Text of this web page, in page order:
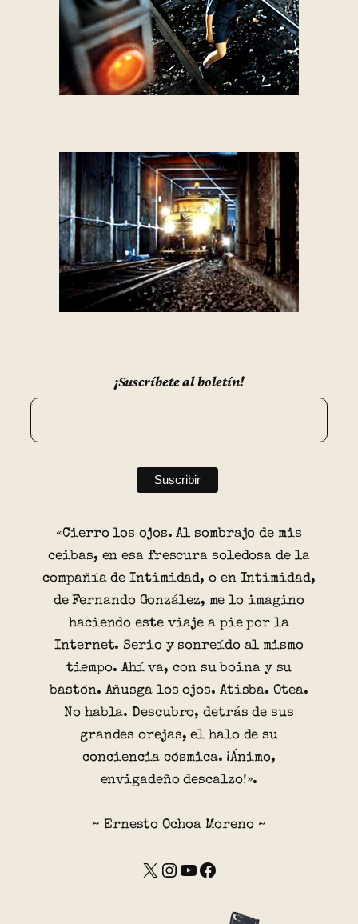
¡Suscríbete al boletín!
«Cierro los ojos. Al sombrajo de mis
ceibas, en esa frescura soledosa de la
compañía de Intimidad, o en Intimidad,
de Fernando González, me lo imagino
haciendo este viaje a pie por la
Internet. Serio y sonreído al mismo
tiempo. Ahí va, con su boina y su
bastón. Añusga los ojos. Atisba. Otea.
No habla. Descubro, detrás de sus
grandes orejas, el halo de su
conciencia cósmica. ¡Ánimo,
envigadeño descalzo!».
~ Ernesto Ochoa Moreno ~
X Instagram YouTube Facebook